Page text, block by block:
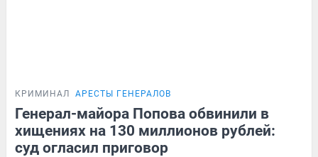
КРИМИНАЛ АРЕСТЫ ГЕНЕРАЛОВ
Генерал-майора Попова обвинили в
хищениях на 130 миллионов рублей:
суд огласил приговор